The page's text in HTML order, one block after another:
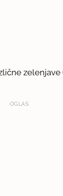
zelenjave
OGLAS